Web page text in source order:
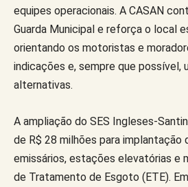
equipes operacionais. A CASAN
Guarda Municipal e reforça o local
orientando os motoristas e
indicações e, sempre que possível,
alternativas.
A ampliação do SES Ingleses-
de R$ 28 milhões para implantação
emissários, estações elevatórias e
de Tratamento de Esgoto (ETE).